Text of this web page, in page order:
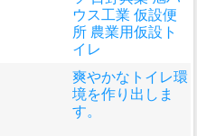
ウス工業 仮設便
所 農業用仮設ト
イレ
爽やかなトイレ環
境を作り出しま
す。